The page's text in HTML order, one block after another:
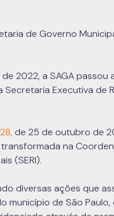
de Governo
2022, a SAGA
Executiva de
de 25 de outubro de
na
(SERI).
diversas ações que
município de São